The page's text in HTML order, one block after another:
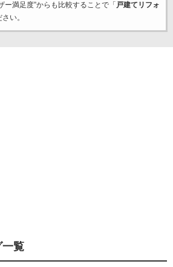
ー満足度”からも比較することで「 戸建てリフォ
い。
一覧